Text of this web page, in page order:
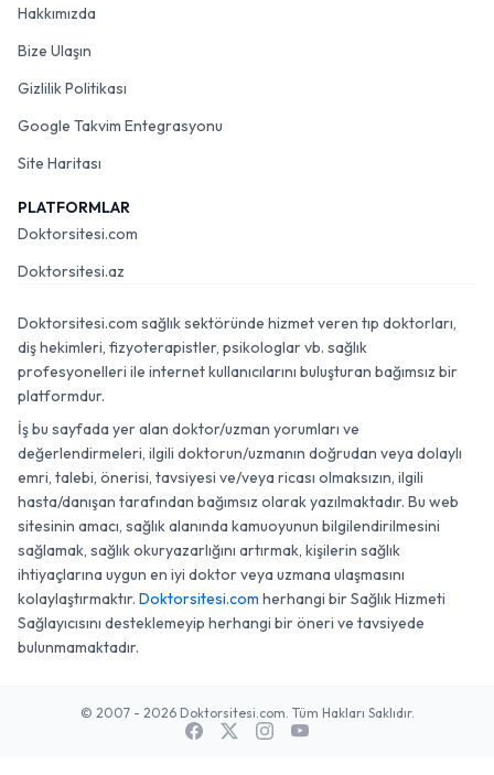
Hakkımızda
Bize Ulaşın
Gizlilik Politikası
Google Takvim Entegrasyonu
Site Haritası
PLATFORMLAR
Doktorsitesi.com
Doktorsitesi.az
Doktorsitesi.com sağlık sektöründe hizmet veren tıp doktorları,
diş hekimleri, fizyoterapistler, psikologlar vb. sağlık
profesyonelleri ile internet kullanıcılarını buluşturan bağımsız bir
platformdur.
İş bu sayfada yer alan doktor/uzman yorumları ve
değerlendirmeleri, ilgili doktorun/uzmanın doğrudan veya dolaylı
emri, talebi, önerisi, tavsiyesi ve/veya ricası olmaksızın, ilgili
hasta/danışan tarafından bağımsız olarak yazılmaktadır. Bu web
sitesinin amacı, sağlık alanında kamuoyunun bilgilendirilmesini
sağlamak, sağlık okuryazarlığını artırmak, kişilerin sağlık
ihtiyaçlarına uygun en iyi doktor veya uzmana ulaşmasını
kolaylaştırmaktır. Doktorsitesi.com herhangi bir Sağlık Hizmeti
Sağlayıcısını desteklemeyip herhangi bir öneri ve tavsiyede
bulunmamaktadır.
© 2007 - 2026 Doktorsitesi.com. Tüm Hakları Saklıdır.